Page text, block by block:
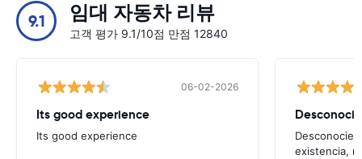
9.1 임대 자동차 리뷰
고객 평가 9.1/10점 만점 12840
06-02-2026
Its good experience
Its good experience
existencia,